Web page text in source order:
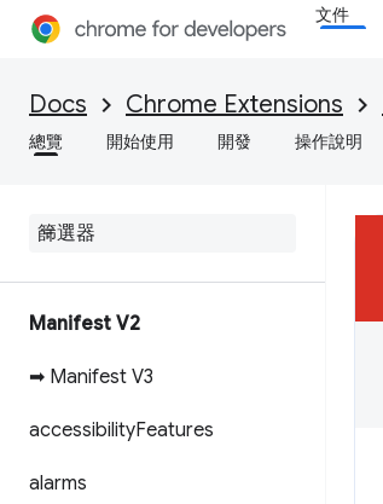
文件
Docs Chrome Extensions
總覽 開始使用 開發 操作說明
Manifest V2
➡ Manifest V3
accessibilityFeatures
alarms